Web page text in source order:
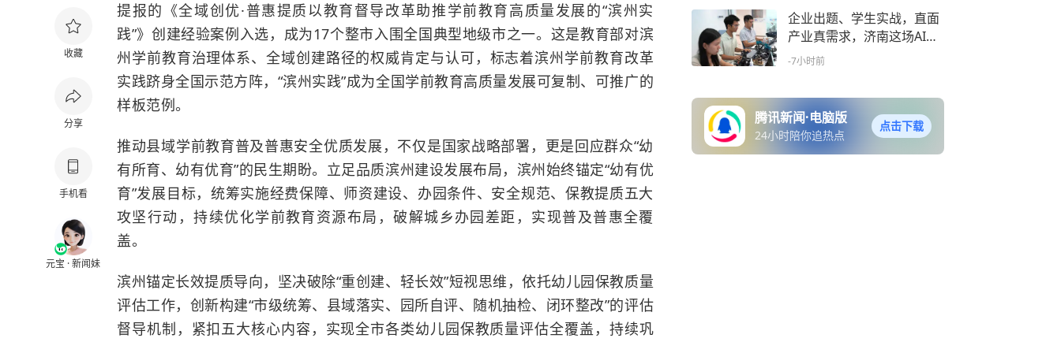
收藏
分享
手机看
元宝 · 新闻妹
提报的《全域创优·普惠提质以教育督导改革助推学前教育高质量发展的“滨州实
践”》创建经验案例入选，成为17个整市入围全国典型地级市之一。这是教育部对滨
州学前教育治理体系、全域创建路径的权威肯定与认可，标志着滨州学前教育改革
实践跻身全国示范方阵，“滨州实践”成为全国学前教育高质量发展可复制、可推广的
样板范例。
推动县域学前教育普及普惠安全优质发展，不仅是国家战略部署，更是回应群众“幼
有所育、幼有优育”的民生期盼。立足品质滨州建设发展布局，滨州始终锚定“幼有优
育”发展目标，统筹实施经费保障、师资建设、办园条件、安全规范、保教提质五大
攻坚行动，持续优化学前教育资源布局，破解城乡办园差距，实现普及普惠全覆
盖。
滨州锚定长效提质导向，坚决破除“重创建、轻长效”短视思维，依托幼儿园保教质量
评估工作，创新构建“市级统筹、县域落实、园所自评、随机抽检、闭环整改”的评估
督导机制，紧扣五大核心内容，实现全市各类幼儿园保教质量评估全覆盖，持续巩
企业出题、学生实战，直面
产业真需求，济南这场AI夏
令营练出“实战派”
-7小时前
腾讯新闻·电脑版
24小时陪你追热点
点击下载